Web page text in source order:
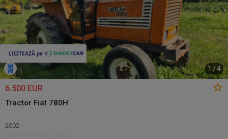
1 /4
6.500 EUR
Tractor Fiat 780H
2002